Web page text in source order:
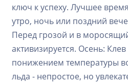
ключ к успеху. Лучшее
утро, ночь или поздний
Перед грозой и в
активизируется. Осень:
понижением температуры
льда - непростое, но